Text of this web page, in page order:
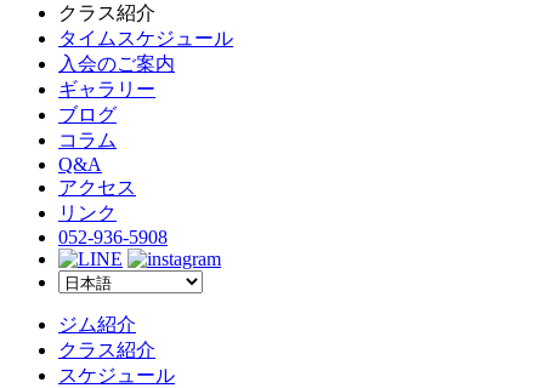
クラス紹介
タイムスケジュール
入会のご案内
ギャラリー
ブログ
コラム
Q&A
アクセス
リンク
052-936-5908
ジム紹介
クラス紹介
スケジュール